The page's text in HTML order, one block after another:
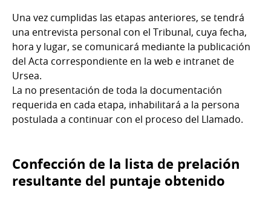
Una vez cumplidas las etapas anteriores, se tendrá
una entrevista personal con el Tribunal, cuya fecha,
hora y lugar, se comunicará mediante la publicación
del Acta correspondiente en la web e intranet de
Ursea.
La no presentación de toda la documentación
requerida en cada etapa, inhabilitará a la persona
postulada a continuar con el proceso del Llamado.
Confección de la lista de prelación
resultante del puntaje obtenido